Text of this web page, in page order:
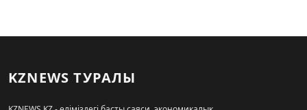
KZNEWS ТУРАЛЫ